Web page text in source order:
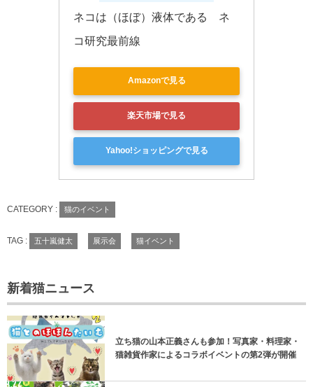
ネコは（ほぼ）液体である　ネ
コ研究最前線
Amazonで見る
楽天市場で見る
Yahoo!ショッピングで見る
CATEGORY : 猫のイベント
TAG : 五十嵐健太 展示会 猫イベント
新着猫ニュース
立ち猫の山本正義さんも参加！写真家・料理家・
猫雑貨作家によるコラボイベントの第2弾が開催